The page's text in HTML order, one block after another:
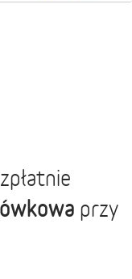
przy